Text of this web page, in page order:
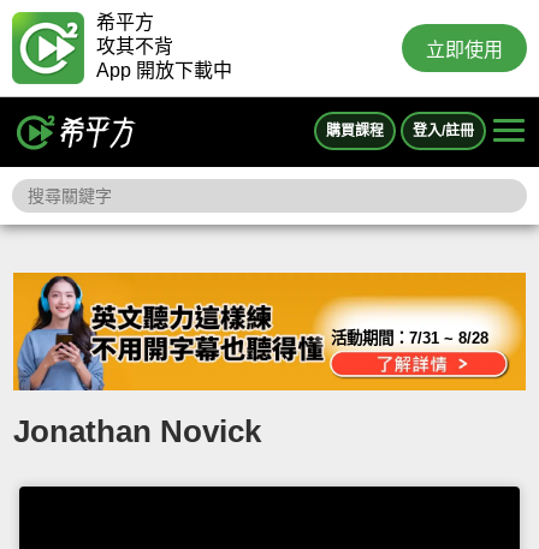
希平方
攻其不背
App 開放下載中
立即使用
購買課程 登入/註冊
活動期間：7/31 ~ 8/28
Jonathan Novick